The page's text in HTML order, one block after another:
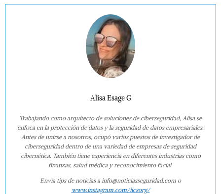
Alisa Esage G
Trabajando como arquitecto de soluciones de ciberseguridad, Alisa se
enfoca en la protección de datos y la seguridad de datos empresariales.
Antes de unirse a nosotros, ocupó varios puestos de investigador de
ciberseguridad dentro de una variedad de empresas de seguridad
cibernética. También tiene experiencia en diferentes industrias como
finanzas, salud médica y reconocimiento facial.
Envía tips de noticias a info@noticiasseguridad.com o
www.instagram.com/iicsorg/